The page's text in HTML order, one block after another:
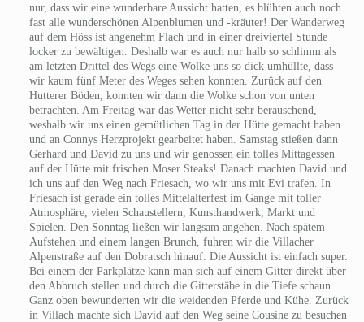
nur, dass wir eine wunderbare Aussicht hatten, es blühten auch noch
fast alle wunderschönen Alpenblumen und -kräuter! Der Wanderweg
auf dem Höss ist angenehm Flach und in einer dreiviertel Stunde
locker zu bewältigen. Deshalb war es auch nur halb so schlimm als
am letzten Drittel des Wegs eine Wolke uns so dick umhüllte, dass
wir kaum fünf Meter des Weges sehen konnten. Zurück auf den
Hutterer Böden, konnten wir dann die Wolke schon von unten
betrachten. Am Freitag war das Wetter nicht sehr berauschend,
weshalb wir uns einen gemütlichen Tag in der Hütte gemacht haben
und an Connys Herzprojekt gearbeitet haben. Samstag stießen dann
Gerhard und David zu uns und wir genossen ein tolles Mittagessen
auf der Hütte mit frischen Moser Steaks! Danach machten David und
ich uns auf den Weg nach Friesach, wo wir uns mit Evi trafen. In
Friesach ist gerade ein tolles Mittelalterfest im Gange mit toller
Atmosphäre, vielen Schaustellern, Kunsthandwerk, Markt und
Spielen. Den Sonntag ließen wir langsam angehen. Nach spätem
Aufstehen und einem langen Brunch, fuhren wir die Villacher
Alpenstraße auf den Dobratsch hinauf. Die Aussicht ist einfach super.
Bei einem der Parkplätze kann man sich auf einem Gitter direkt über
den Abbruch stellen und durch die Gitterstäbe in die Tiefe schaun.
Ganz oben bewunderten wir die weidenden Pferde und Kühe. Zurück
in Villach machte sich David auf den Weg seine Cousine zu besuchen